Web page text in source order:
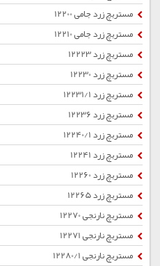
مستربچ زرد جامی 12200
مستربچ زرد جامی 12210
مستربچ زرد 12223
مستربچ زرد 12230
مستربچ زرد 12231/1
مستربچ زرد 12236
مستربچ زرد 12240/1
مستربچ زرد 12241
مستربچ زرد 12260
مستربچ زرد 12265
مستربچ نارنجی 12270
مستربچ نارنجی 12271
مستربچ نارنجی 12280/1